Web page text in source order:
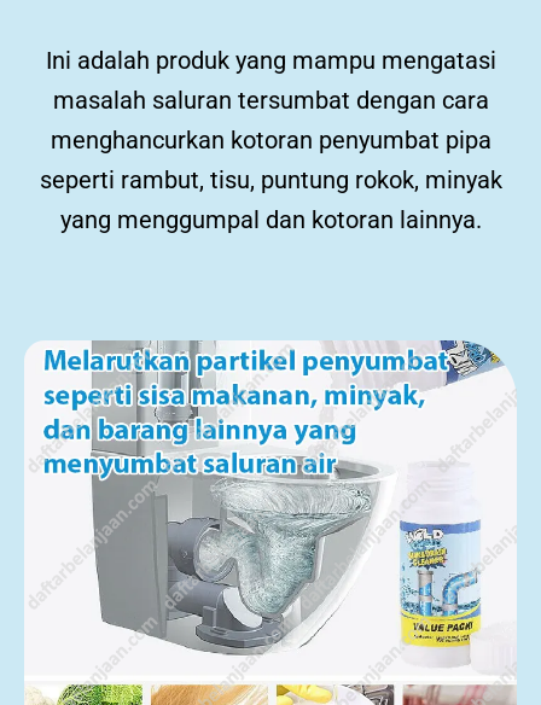
Ini adalah produk yang mampu mengatasi
masalah saluran tersumbat dengan cara
menghancurkan kotoran penyumbat pipa
seperti rambut, tisu, puntung rokok, minyak
yang menggumpal dan kotoran lainnya.